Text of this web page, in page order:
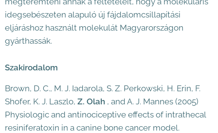
idegsebészeten alapuló új fájdalomcsillapítási
eljáráshoz használt molekulát Magyarországon
gyárthassák.
Szakirodalom
Brown, D. C., M. J. Iadarola, S. Z. Perkowski, H. Erin, F.
Shofer, K. J. Laszlo, Z. Olah , and A. J. Mannes (2005)
Physiologic and antinociceptive effects of intrathecal
resiniferatoxin in a canine bone cancer model.